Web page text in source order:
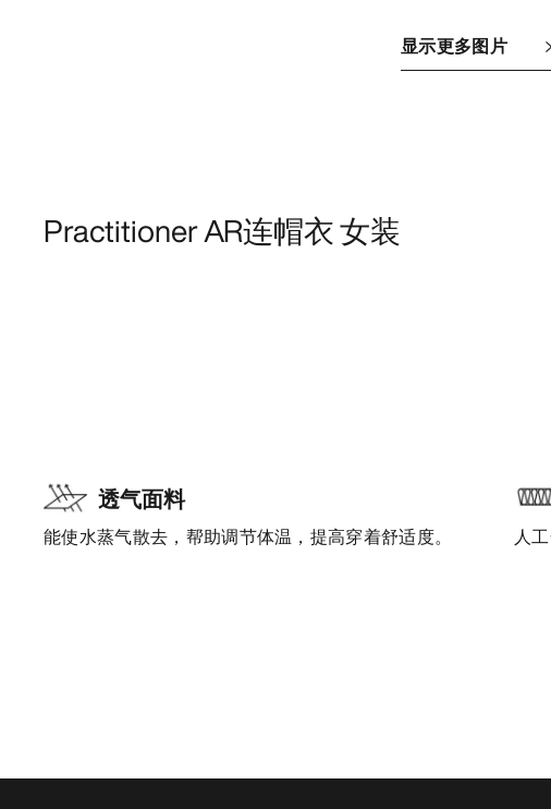
显示更多图片
Practitioner AR连帽衣 女装
透气面料
能使水蒸气散去，帮助调节体温，提高穿着舒适度。 人